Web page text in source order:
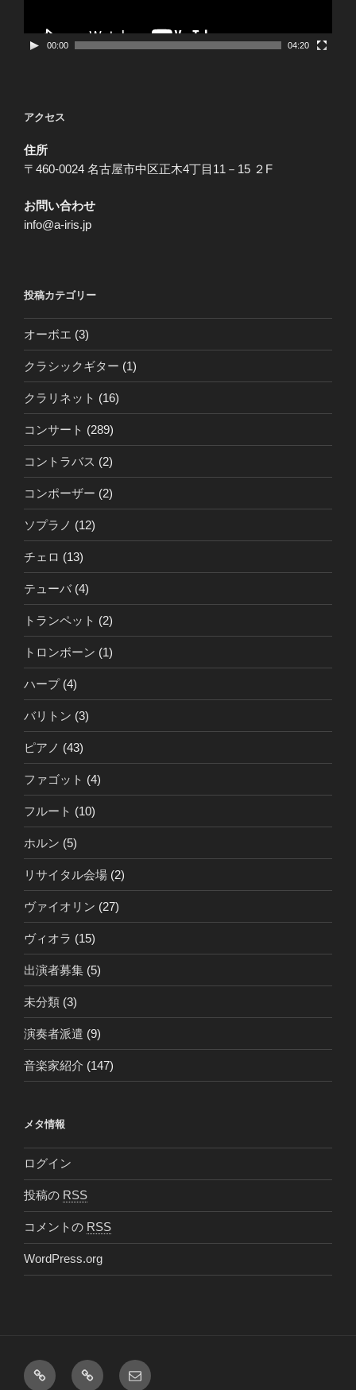
00:00 04:20
アクセス
住所
〒460-0024 名古屋市中区正木4丁目11－15 ２F
お問い合わせ
info@a-iris.jp
投稿カテゴリー
オーボエ (3)
クラシックギター (1)
クラリネット (16)
コンサート (289)
コントラバス (2)
コンポーザー (2)
ソプラノ (12)
チェロ (13)
テューバ(4)
トランペット (2)
トロンボーン (1)
ハープ(4)
バリトン (3)
ピアノ (43)
ファゴット (4)
フルート (10)
ホルン (5)
リサイタル会場 (2)
ヴァイオリン (27)
ヴィオラ (15)
出演者募集 (5)
未分類 (3)
演奏者派遣 (9)
音楽家紹介 (147)
メタ情報
ログイン
投稿の RSS
コメントの RSS
WordPress.org
FacebookTwitter
メ